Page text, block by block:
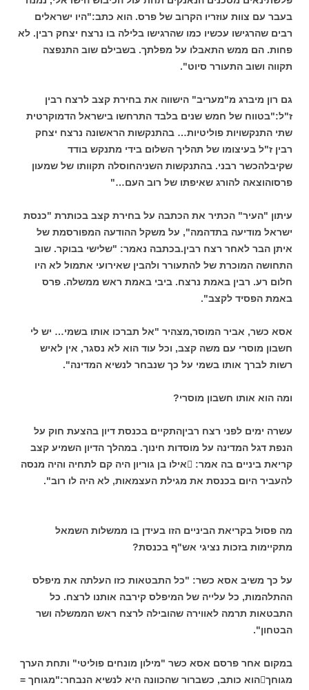
בעבר עם צוות עוזריו הקרוב של פרס. הוא כתב:"היו ישראלים
רבים שהרגישו עכשיו כמו שהרגישו בלילה בו נרצח יצחק רבין. לא
פחות. הם ממש התאבלו על מפלתך. בשבילם שוב התנפצה
תקווה ושוב התעורר סיוט".
גם רון מיברג מ"מעריב" הישווה את בחירת קצב לרצח רבין
ז"ל:"בטווח של חמש שנים בלבד התרחשו בישראל הדמוקרטית
שתי התנקשויות פוליטיות… בהתנקשות הראשונה נרצח יצחק
רבין ז"ל בעיצומו של תהליך השלום בידי מתנקש בודד
שקיבלהכשר רבני. בהתנקשות השניהחוסלה תקוותו של שמעון
פרסוהוצאה להורג שאיפתו של רוב העם…"
עיתון "העיר" הכתיר את הכתבה על בחירת קצב בכותרת "כנסת
ישראל מודיעה בתדהמה", על משקל ההודעה המפורסמת של
איתן הבר לאחר רצח רבין.בכתבה נאמר: "שלישי בבוקר. שוב
התחושה המוכרת של להתעורר ולהבין שאירועי אתמול לא היו
חלום רע. רבין באמת נרצח. ביבי באמת ראש ממשלה. פרס
באמת הפסיד לקצב".
אסא כשר, אביר המוסר,מצהיר "אל תברכו אותו בשמי… יש לי
חשבון מוסרי עם משה קצב, וכל עוד הוא לא נסגר, אין לאיש
רשות לברך אותו בשמי על כך שנבחר לנשיא המדינה".
ומה הוא אותו חשבון מוסרי?
עשרה ימים לפני רצח רביןהתקיים בכנסת דיון בהצעת חוק על
הנפת דגל המדינה על מוסדות חינוך. במהלך הדיון השמיע קצב
קריאת ביניים בה אמר: אילו בן גוריון היה קם לתחיה והיה מנסה
להעביר היום בכנסת את מגילת העצמאות, לא היה לו רוב".
מה פסול בקריאת הביניים הזו בעידן בו ממשלות השמאל
מתקיימות בזכות נציגי אש"ף בכנסת?
על כך משיב אסא כשר: "כל התבטאות כזו העלתה את מיפלס
ההתלהמות, כל עלייה של המיפלס קירבה אותנו לרצח. כל
התבטאות תרמה לאווירה שהובילה לרצח ראש הממשלה ושר
הבטחון".
במקום אחר פרסם אסא כשר "מילון מונחים פוליטי" ותחת הערך
מגוחךהוא כותב, כשברור שהכוונה היא לנשיא הנבחר:"מגוחך =